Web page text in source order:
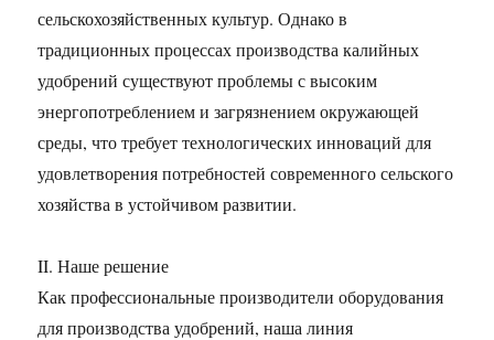
сельскохозяйственных культур. Однако в
традиционных процессах производства калийных
удобрений существуют проблемы с высоким
энергопотреблением и загрязнением окружающей
среды, что требует технологических инноваций для
удовлетворения потребностей современного сельского
хозяйства в устойчивом развитии.
II. Наше решение
Как профессиональные производители оборудования
для производства удобрений, наша линия